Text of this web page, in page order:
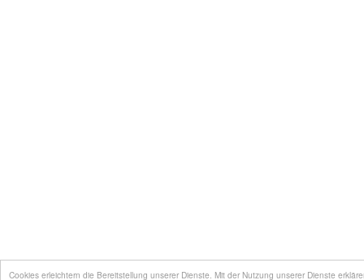
Cookies erleichtern die Bereitstellung unserer Dienste. Mit der Nutzung unserer Dienste